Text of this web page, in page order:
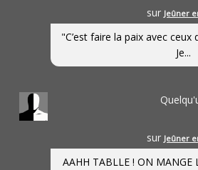
sur Jeûner
"C’est faire la paix avec
Je...
sur Jeûner
AAHH TABLLE ! ON MANGE